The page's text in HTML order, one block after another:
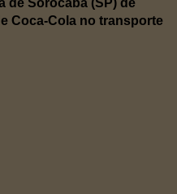
Coca-Cola no transporte